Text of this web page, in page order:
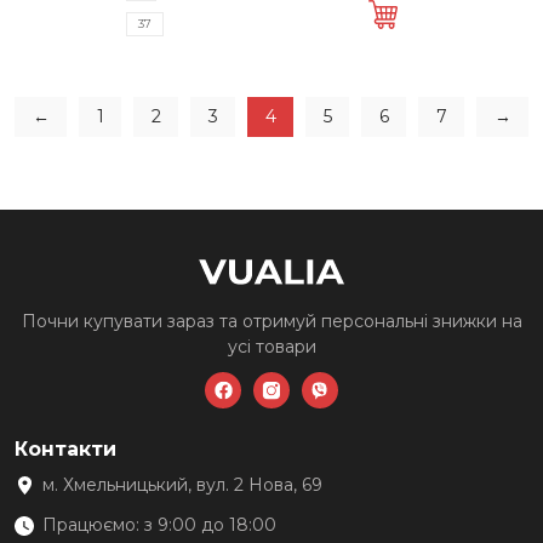
930 грн..
має
можна
37
← 1 2 3 4 5 6 7 →
Почни купувати зараз та отримуй персональні знижки на
усі товари
Контакти
м. Хмельницький, вул. 2 Нова, 69
Працюємо: з 9:00 до 18:00